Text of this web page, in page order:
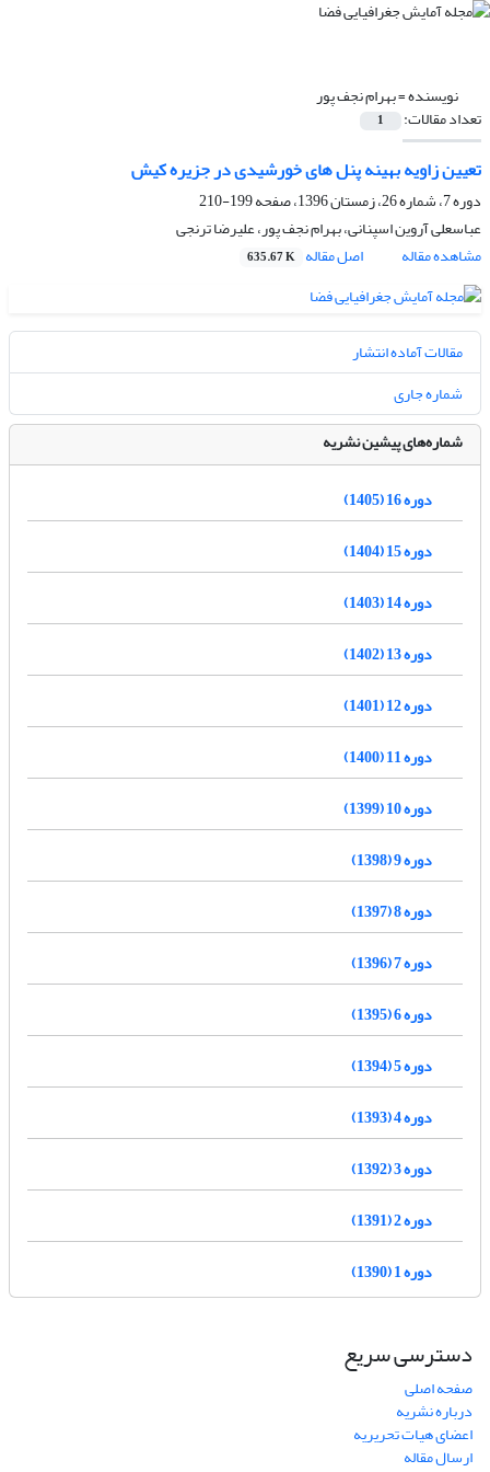
نویسنده =بهرام نجف پور
تعداد مقالات: 1
تعیین زاویه بهینه پنل های خورشیدی در جزیره کیش
دوره 7، شماره 26، زمستان 1396، صفحه
199-210
عباسعلی آروین اسپنانی، بهرام نجف پور، علیرضا ترنجی
مشاهده مقاله
اصل مقاله 635.67 K
مقالات آماده انتشار
شماره جاری
شماره‌های پیشین نشریه
دوره 16 (1405)
دوره 15 (1404)
دوره 14 (1403)
دوره 13 (1402)
دوره 12 (1401)
دوره 11 (1400)
دوره 10 (1399)
دوره 9 (1398)
دوره 8 (1397)
دوره 7 (1396)
دوره 6 (1395)
دوره 5 (1394)
دوره 4 (1393)
دوره 3 (1392)
دوره 2 (1391)
دوره 1 (1390)
دسترسی سریع
صفحه اصلی
درباره نشریه
اعضای هیات تحریریه
ارسال مقاله